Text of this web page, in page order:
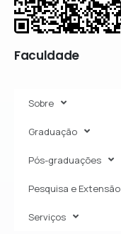
Faculdade
Sobre
Graduação
Pós-graduações
Pesquisa e Extensão
Serviços